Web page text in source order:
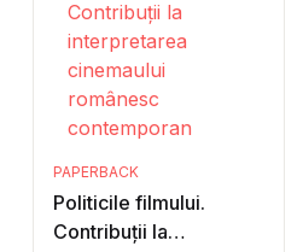
PAPERBACK
Politicile filmului.
Contribuţii la